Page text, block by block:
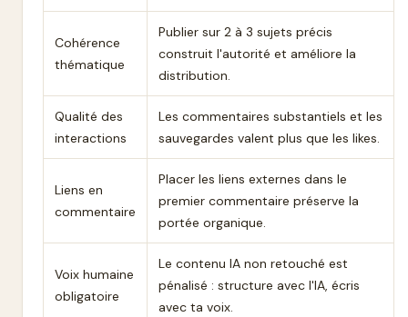
Cohérence
thématique
Publier sur 2 à 3 sujets précis
construit l'autorité et améliore la
distribution.
Qualité des
interactions
Les commentaires substantiels et les
sauvegardes valent plus que les likes.
Liens en
commentaire
Placer les liens externes dans le
premier commentaire préserve la
portée organique.
Voix humaine
obligatoire
Le contenu IA non retouché est
pénalisé : structure avec l'IA, écris
avec ta voix.